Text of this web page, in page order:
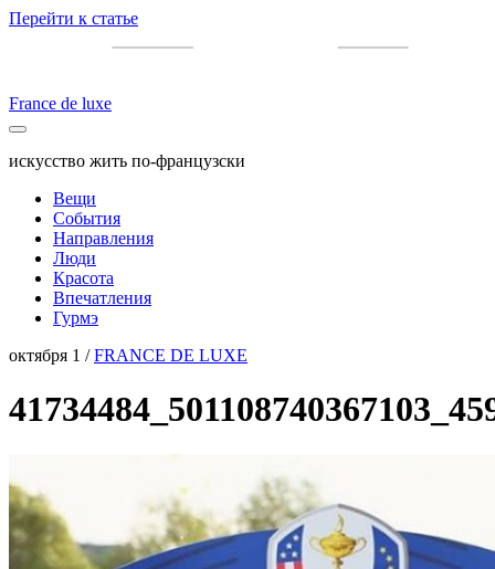
Перейти к статье
France de luxe
искусство жить по-французски
Вещи
События
Направления
Люди
Красота
Впечатления
Гурмэ
октября 1 /FRANCE DE LUXE